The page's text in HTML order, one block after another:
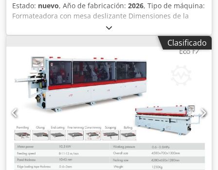
Estado: nuevo, Año de fabricación: 2026, Tipo de máquina:
Formateadora con mesa deslizante Dimensiones de la
mesa de trabajo: 1750 × 1000 mm Longitud de la mesa
deslizante: 3200 mm Dimensiones de la mesa deslizante:
3200 × 390 mm Diámetro de la hoja principal: 350–400 mm
(según la versión) Orificio de la hoja principal: 30 mm
Crjdezl Afkepfx Aprjf Diámetro del disco de precon corte:
120 mm Orificio del disco de precon corte: 20 mm Número
de revoluciones de la hoja principal: 3000 / 4000 / 5000
rpm Número de revoluciones del disco de precon corte:
8500 rpm Altura máxima de corte a 90°: 130–140 mm
Altura máxima de corte a 45°: 97 mm Inclinación de la
hoja: 0–45° Ancho máximo con guía paralela: 1250–1400
mm Motor trifásico: 5,5 kW (7,5 CV) estándar Motor del
disco de precon corte: 0,75–1,0 kW Peso: 860 kg
Clasificado